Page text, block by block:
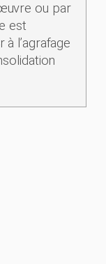
ou par
est
l’agrafage